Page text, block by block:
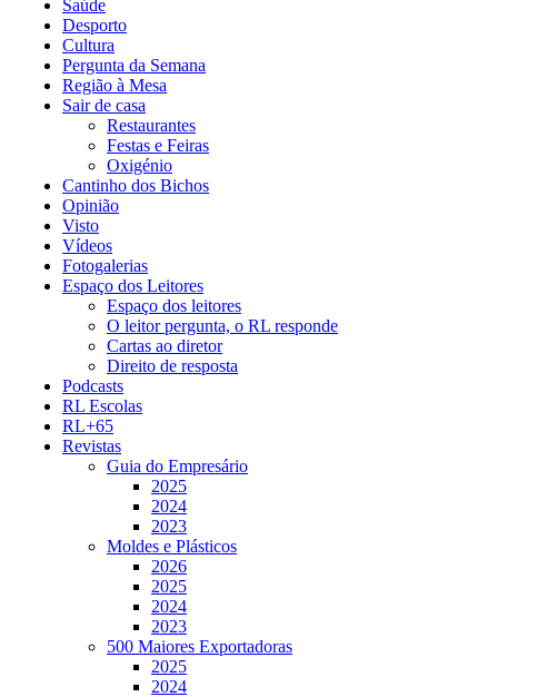
Saúde
Desporto
Cultura
Pergunta da Semana
Região à Mesa
Sair de casa
Restaurantes
Festas e Feiras
Oxigénio
Cantinho dos Bichos
Opinião
Visto
Vídeos
Fotogalerias
Espaço dos Leitores
Espaço dos leitores
O leitor pergunta, o RL responde
Cartas ao diretor
Direito de resposta
Podcasts
RL Escolas
RL+65
Revistas
Guia do Empresário
2025
2024
2023
Moldes e Plásticos
2026
2025
2024
2023
500 Maiores Exportadoras
2025
2024